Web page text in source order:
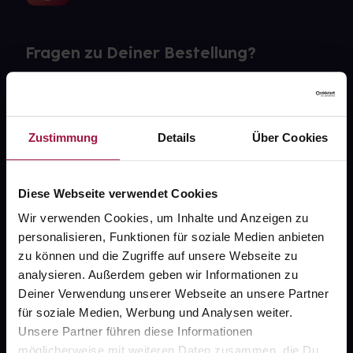
Zustimmung Details Über Cookies
Diese Webseite verwendet Cookies
Wir verwenden Cookies, um Inhalte und Anzeigen zu
personalisieren, Funktionen für soziale Medien anbieten
zu können und die Zugriffe auf unsere Webseite zu
analysieren. Außerdem geben wir Informationen zu
Deiner Verwendung unserer Webseite an unsere Partner
für soziale Medien, Werbung und Analysen weiter.
Unsere Partner führen diese Informationen
Fragen zu Deiner Bestellung?
Über uns
Karriere